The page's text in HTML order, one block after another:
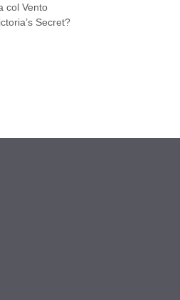
col Vento
Secret?